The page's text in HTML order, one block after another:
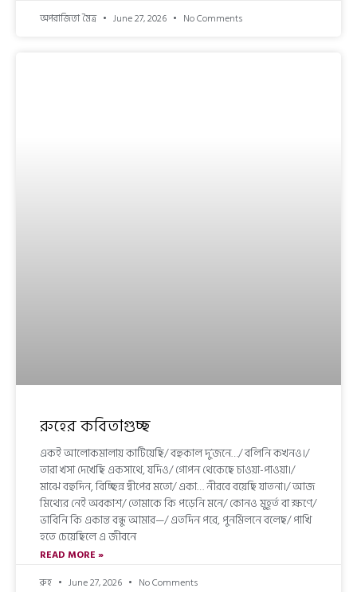
অপরাজিতা মৈত্র
June 27, 2026 No Comments
রুহের কবিতাগুচ্ছ
একই আলোকমালায় কাটিয়েছি/ বহুকাল দু’জনে…/ বলিনি কখনও।/
তারা খসা দেখেছি একসাথে, যদিও/ গোপন থেকেছে চাওয়া-পাওয়া।/
মাঝে বহুদিন, বিচ্ছিন্ন দ্বীপের মতো/ একা… নীরবে বয়েছি যাতনা।/ আজ
মিথ্যের নেই অবকাশ/ তোমাকে কি পড়েনি মনে/ কোনও মুহূর্ত বা ক্ষণে/
ভাবিনি কি একান্ত বন্ধু আমার—/ এতদিন পরে, পুনর্মিলনে বলেছ/ পাখি
হতে চেয়েছিলে এ জীবনে
READ MORE »
রুহ
June 27, 2026 No Comments